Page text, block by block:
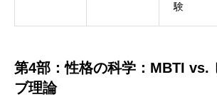
験
第4部：性格の科学：MBTI vs.
ブ理論